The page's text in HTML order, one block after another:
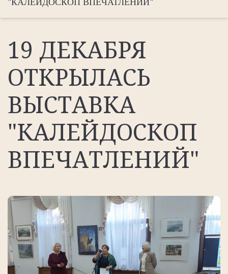
19 ДЕКАБРЯ
ОТКРЫЛАСЬ
ВЫСТАВКА
"КАЛЕЙДОСКОП
ВПЕЧАТЛЕНИЙ"